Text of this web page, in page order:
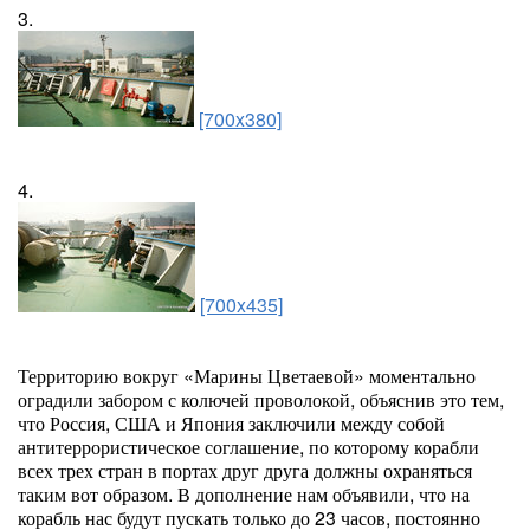
3.
[700x380]
4.
[700x435]
Территорию вокруг «Марины Цветаевой» моментально
оградили забором с колючей проволокой, объяснив это тем,
что Россия, США и Япония заключили между собой
антитеррористическое соглашение, по которому корабли
всех трех стран в портах друг друга должны охраняться
таким вот образом. В дополнение нам объявили, что на
корабль нас будут пускать только до 23 часов, постоянно